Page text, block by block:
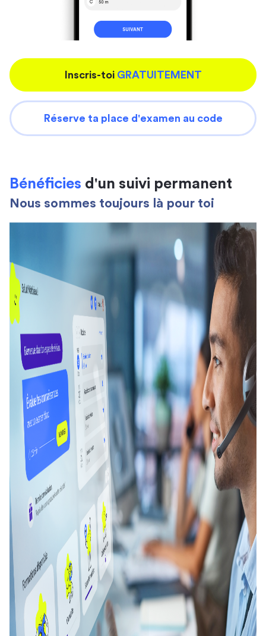
Inscris-toi GRATUITEMENT
Réserve ta place d'examen au code
Bénéficies d'un suivi permanent
Nous sommes toujours là pour toi